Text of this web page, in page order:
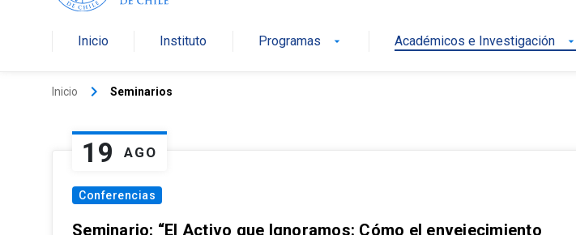
Inicio Instituto Programas arrow_drop_down Académicos e Investigación arrow_drop_down
Inicio keyboard_arrow_right Seminarios
19 AGO
Conferencias
Seminario: “El Activo que Ignoramos: Cómo el envejecimiento